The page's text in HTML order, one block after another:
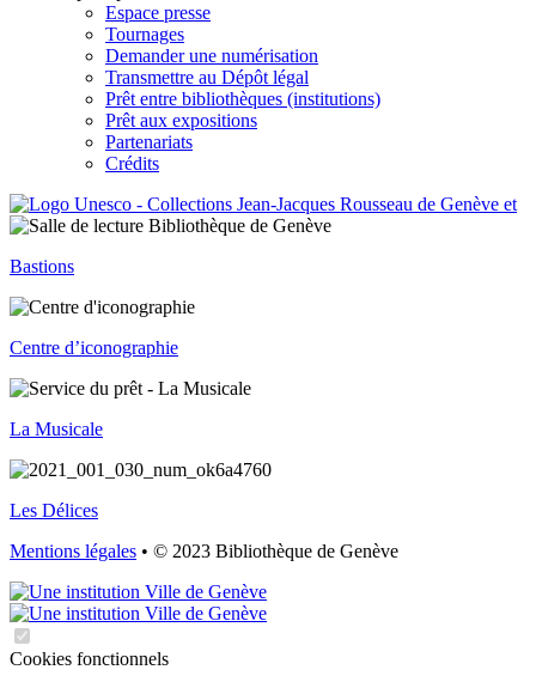
Espace presse
Tournages
Demander une numérisation
Transmettre au Dépôt légal
Prêt entre bibliothèques (institutions)
Prêt aux expositions
Partenariats
Crédits
Bastions
Centre d’iconographie
La Musicale
Les Délices
Mentions légales • © 2023 Bibliothèque de Genève
Cookies fonctionnels